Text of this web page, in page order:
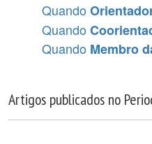
Quando
Quando
Quando Membro
Artigos publicados no